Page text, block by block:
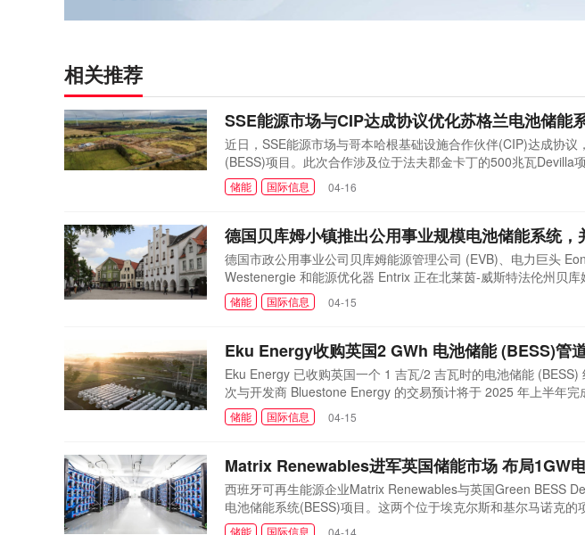
相关推荐
SSE能源市场与CIP达成协议优化苏格兰电池储能
近日，SSE能源市场与哥本哈根基础设施合作伙伴(CIP)达成协
(BESS)项目。此次合作涉及位于法夫郡金卡丁的500兆瓦Devilla
目。这两个项目由CIP与BESS开发商Alcemi联合开发，并于今年
2023年12月批准Devilla项目的规划许可，预计2027年10月投入
储能 国际信息 04-16
德国贝库姆小镇推出公用事业规模电池储能系统
德国市政公用事业公司贝库姆能源管理公司 (EVB)、电力巨头
Westenergie 和能源优化器 Entrix 正在北莱茵-威斯特法伦州贝
能系统 BESS。项目合作伙伴将为多达500名贝库姆居民提供向
可获得3.5%的投资利息，其他参与者可获得3%的利息。这笔为
储能 国际信息 04-15
Eku Energy收购英国2 GWh 电池储能 (BESS)管
Eku Energy 已收购英国一个 1 吉瓦/2 吉瓦时的电池储能
次与开发商 Bluestone Energy 的交易预计将于 2025 年上半年
国、澳大利亚、意大利和日本开发、建设和管理电池储能系统
克斯郡的 40 兆瓦/40 兆瓦时的 Maldon 电池储能系统 (BESS)，
储能 国际信息 04-15
Matrix Renewables进军英国储能市场 布局1GW
西班牙可再生能源企业Matrix Renewables与英国Green BESS
电池储能系统(BESS)项目。这两个位于埃克尔斯和基尔马诺克
2027年并网发电。项目选址在连接苏格兰与英格兰的关键输电走
储能 国际信息 04-14